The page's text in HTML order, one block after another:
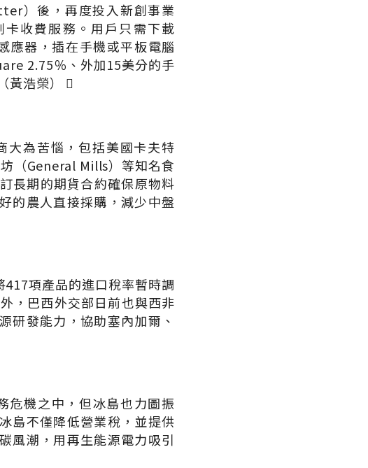
）後，再度投入新創事業
卡收費服務。用戶只需下載
應器，插在手機或平板電腦
2.75％、外加15美分的手
黃浩榮） 
大為苦惱，包括美國卡夫特
General Mills）等知名食
長期的期貨合約確保原物料
的農人直接採購，減少中盤
項產品的進口稅率暫時調
，巴西外交部日前也與西非
研發能力，協助塞內加爾、
危機之中，但冰島也力圖振
島不僅降低營業稅，並提供
風潮，用再生能源電力吸引